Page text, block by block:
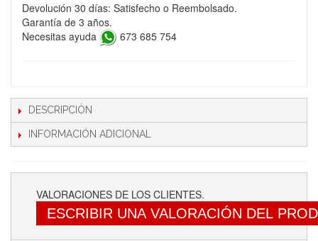
Devolución 30 días: Satisfecho o Reembolsado.
Garantía de 3 años.
Necesitas ayuda
673 685 754
DESCRIPCIÓN
INFORMACIÓN ADICIONAL
VALORACIONES DE LOS CLIENTES.
ESCRIBIR UNA VALORACIÓN DEL